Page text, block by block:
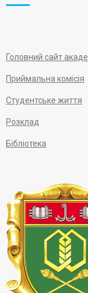
Головний сайт
Приймальна комісія
Студентське життя
Розклад
Бібліотека